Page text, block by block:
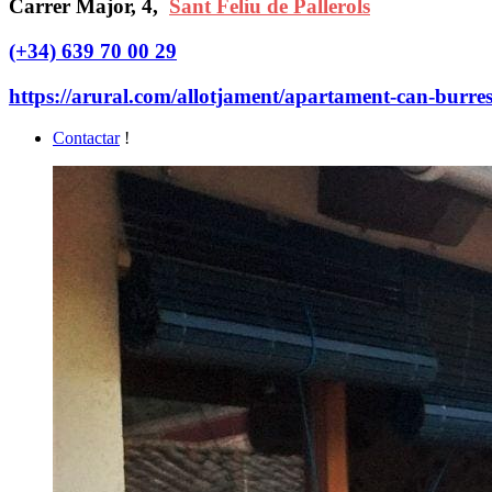
Carrer Major, 4, Sant Feliu de Pallerols
(+34) 639 70 00 29
https://arural.com/allotjament/apartament-can-
Contactar !